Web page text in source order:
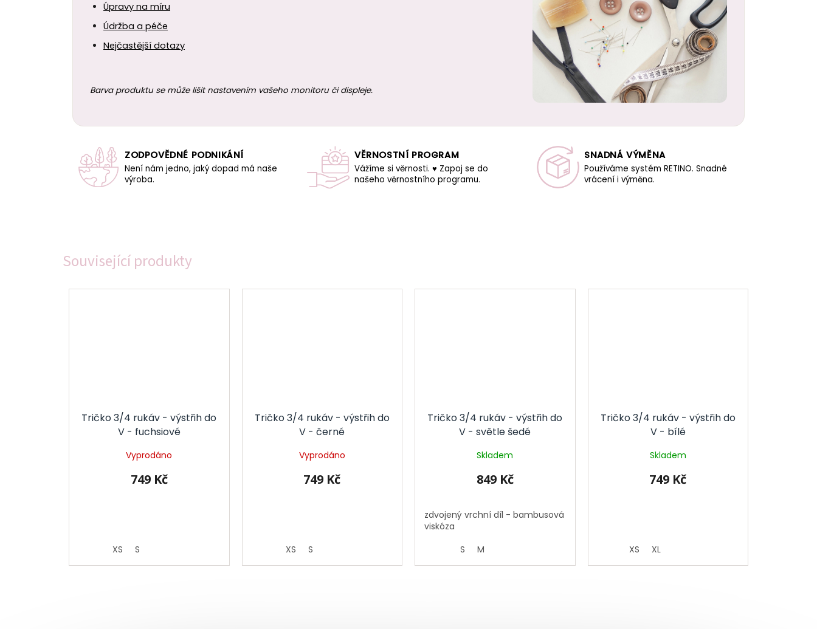
Související produkty
Tričko 3/4 rukáv - výstřih do
V - fuchsiové
Vyprodáno
749 Kč
XS S
Tričko 3/4 rukáv - výstřih do
V - černé
Vyprodáno
749 Kč
XS S
Tričko 3/4 rukáv - výstřih do
V - světle šedé
Skladem
849 Kč
zdvojený vrchní díl - bambusová
viskóza
S
M
Tričko 3/4 rukáv - výstřih do
V - bílé
Skladem
749 Kč
XS XL
Úpravy na míru
Údržba a péče
Nejčastější dotazy
Barva produktu se může lišit nastavením vašeho monitoru či displeje.
ZODPOVĚDNÉ PODNIKÁNÍ
Není nám jedno, jaký dopad má naše
výroba.
VĚRNOSTNÍ PROGRAM
Vážíme si věrnosti. ♥ Zapoj se do
našeho věrnostního programu.
SNADNÁ VÝMĚNA
Používáme systém RETINO. Snadné
vrácení i výměna.